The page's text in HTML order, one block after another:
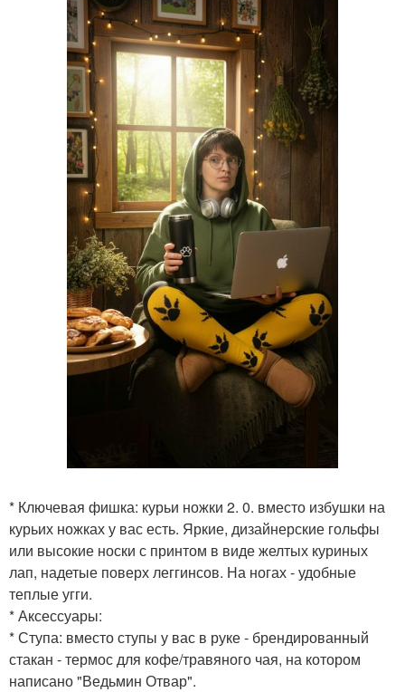
* Ключевая фишка: курьи ножки 2. 0. вместо избушки на
курьих ножках у вас есть. Яркие, дизайнерские гольфы
или высокие носки с принтом в виде желтых куриных
лап, надетые поверх леггинсов. На ногах - удобные
теплые угги.
* Аксессуары:
* Ступа: вместо ступы у вас в руке - брендированный
стакан - термос для кофе/травяного чая, на котором
написано "Ведьмин Отвар".